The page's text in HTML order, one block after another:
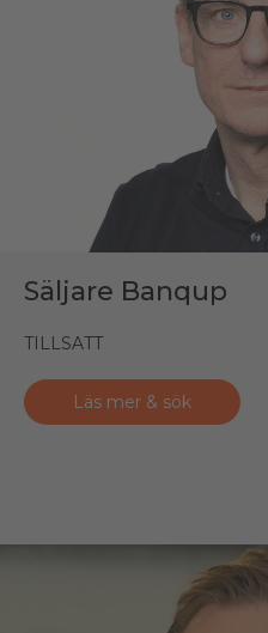
Säljare Banqup
TILLSATT
Läs mer & sök